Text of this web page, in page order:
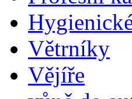
Větrníky
Vějíře